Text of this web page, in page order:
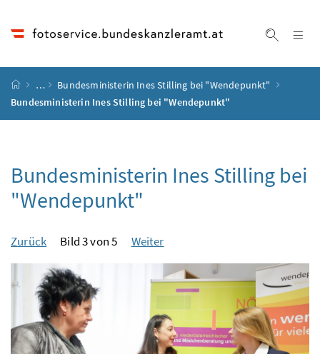
Startseite
…
Bundesministerin Ines Stilling bei "Wendepunkt"
Bundesministerin Ines Stilling bei "Wendepunkt"
Bundesministerin Ines Stilling bei
"Wendepunkt"
Zurück Bild 3 von 5 Weiter